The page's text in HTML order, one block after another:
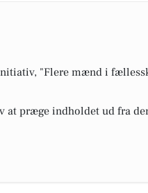
"Flere mænd i
at præge indholdet ud fra